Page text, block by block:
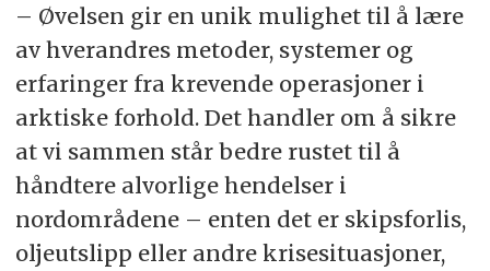
– Øvelsen gir en unik mulighet til å lære
av hverandres metoder, systemer og
erfaringer fra krevende operasjoner i
arktiske forhold. Det handler om å sikre
at vi sammen står bedre rustet til å
håndtere alvorlige hendelser i
nordområdene – enten det er skipsforlis,
oljeutslipp eller andre krisesituasjoner,